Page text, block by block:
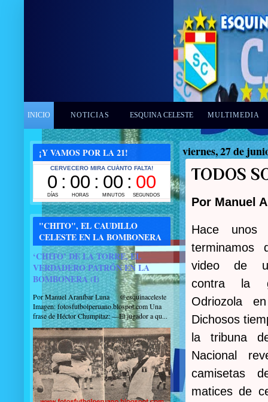
INICIO NOTICIAS ESQUINA CELESTE MULTIMEDIA
viernes, 27 de
TODOS
Por Manuel
Hace unos
terminamos
video de
contra la
Odriozola
Dichosos
la tribuna
Nacional
camisetas
matices de
¡Y VAMOS POR LA 21!
"CHITO", EL CAUDILLO
CELESTE EN LA BOMBONERA
‘CHITO’ DE LA TORRE, EL
VERDADERO PATRÓN EN LA
BOMBONERA (I)
Por Manuel Araníbar Luna @esquinaceleste
Imagen: fotosfutbolperuano.blospot.com Una
frase de Héctor Chumpitaz: —El jugador a qu...